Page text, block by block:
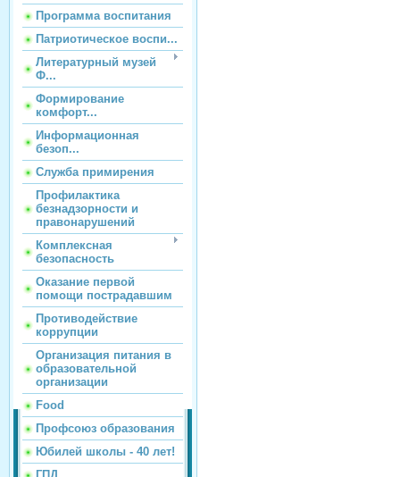
Программа воспитания
Патриотическое воспи...
Литературный музей
Ф...
Формирование
комфорт...
Информационная
безоп...
Служба примирения
Профилактика
безнадзорности и
правонарушений
Комплексная
безопасность
Оказание первой
помощи пострадавшим
Противодействие
коррупции
Организация питания в
образовательной
организации
Food
Профсоюз образования
Юбилей школы - 40 лет!